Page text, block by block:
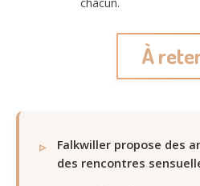
À
Falkwiller propose des
des rencontres